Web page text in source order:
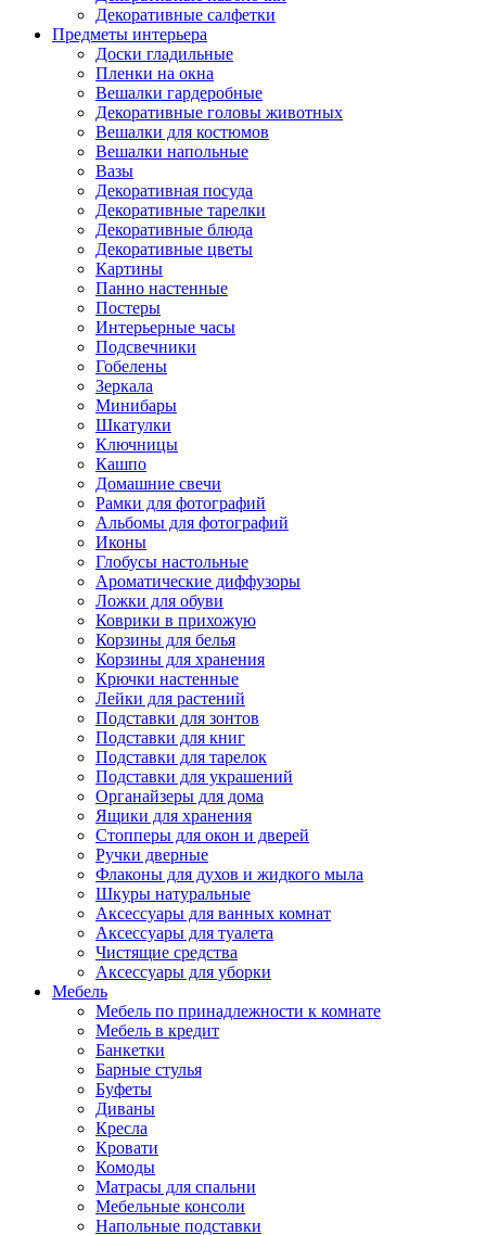
Декоративные салфетки
Предметы интерьера
Доски гладильные
Пленки на окна
Вешалки гардеробные
Декоративные головы животных
Вешалки для костюмов
Вешалки напольные
Вазы
Декоративная посуда
Декоративные тарелки
Декоративные блюда
Декоративные цветы
Картины
Панно настенные
Постеры
Интерьерные часы
Подсвечники
Гобелены
Зеркала
Минибары
Шкатулки
Ключницы
Кашпо
Домашние свечи
Рамки для фотографий
Альбомы для фотографий
Иконы
Глобусы настольные
Ароматические диффузоры
Ложки для обуви
Коврики в прихожую
Корзины для белья
Корзины для хранения
Крючки настенные
Лейки для растений
Подставки для зонтов
Подставки для книг
Подставки для тарелок
Подставки для украшений
Органайзеры для дома
Ящики для хранения
Стопперы для окон и дверей
Ручки дверные
Флаконы для духов и жидкого мыла
Шкуры натуральные
Аксессуары для ванных комнат
Аксессуары для туалета
Чистящие средства
Аксессуары для уборки
Мебель
Мебель по принадлежности к комнате
Мебель в кредит
Банкетки
Барные стулья
Буфеты
Диваны
Кресла
Кровати
Комоды
Матрасы для спальни
Мебельные консоли
Напольные подставки